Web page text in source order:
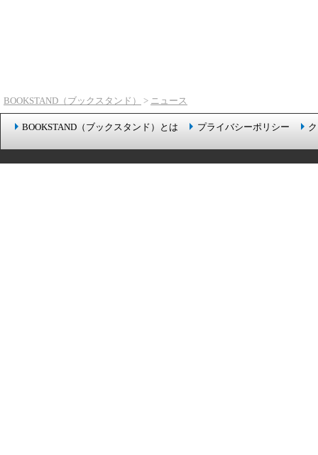
BOOKSTAND（ブックスタンド） > ニュース
BOOKSTAND（ブックスタンド）とは プライバシーポリシー